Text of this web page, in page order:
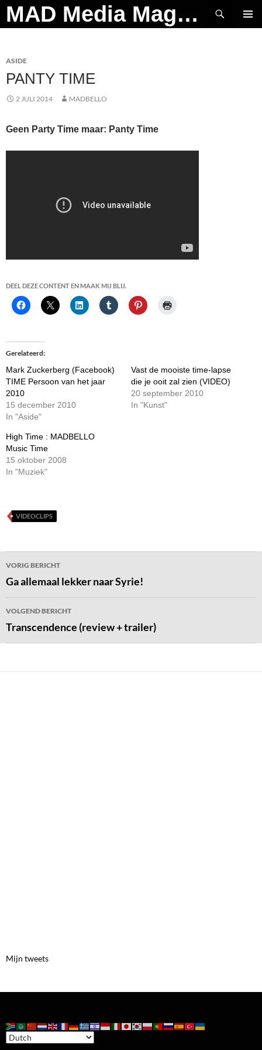
Ga
naar
MAD Media Magazine
Zoeken
ASIDE
PANTY TIME
2 JULI 2014 MADBELLO
Geen Party Time maar: Panty Time
DEEL DEZE CONTENT EN MAAK MIJ BLIJ.
Gerelateerd
Mark Zuckerberg (Facebook)
TIME Persoon van het jaar
2010
15 december 2010
In "Aside"
Vast de mooiste time-lapse
die je ooit zal zien (VIDEO)
20 september 2010
In "Kunst"
High Time : MADBELLO
Music Time
15 oktober 2008
In "Muziek"
VIDEOCLIPS
Bericht
navigatie
VORIG BERICHT
Ga allemaal lekker naar Syrie!
VOLGEND BERICHT
Transcendence (review + trailer)
Mijn tweets